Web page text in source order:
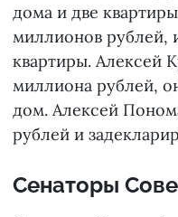
дома и две
миллионов рублей,
квартиры. Алексей
миллиона рублей,
дом. Алексей
рублей и
Сенаторы